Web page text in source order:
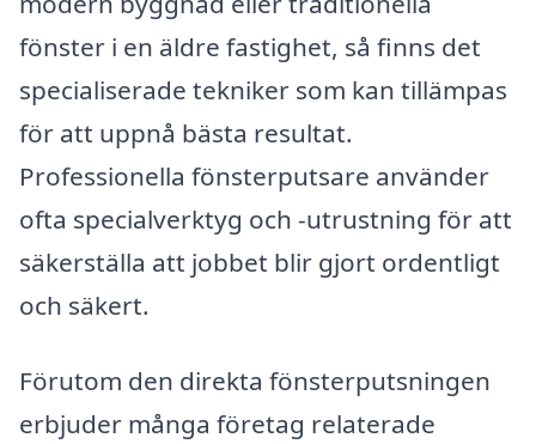
fönster i en äldre fastighet, så finns det
specialiserade tekniker som kan tillämpas
för att uppnå bästa resultat.
Professionella fönsterputsare använder
ofta specialverktyg och -utrustning för att
säkerställa att jobbet blir gjort ordentligt
och säkert.
Förutom den direkta fönsterputsningen
erbjuder många företag relaterade